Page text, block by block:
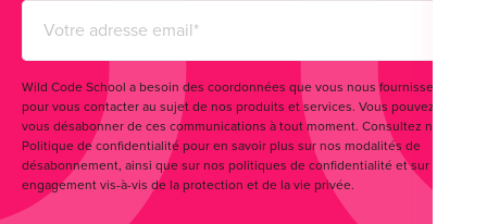
Wild Code School a besoin des coordonnées que vous nous fournissez
pour vous contacter au sujet de nos produits et services. Vous pouvez
vous désabonner de ces communications à tout moment. Consultez notre
Politique de confidentialité pour en savoir plus sur nos modalités de
désabonnement, ainsi que sur nos politiques de confidentialité et sur notre
engagement vis-à-vis de la protection et de la vie privée.